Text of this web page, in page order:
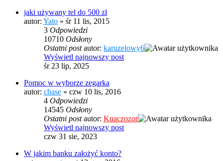
jaki używany tel do 500 zł
autor: Yato » śr 11 lis, 2015
3 Odpowiedzi
10710 Odsłony
Ostatni postautor: karuzelowy6
Wyświetl najnowszy post
śr 23 lip, 2025
Pomoc w wyborze zegarka
autor: chase » czw 10 lis, 2016
4 Odpowiedzi
14545 Odsłony
Ostatni postautor: Kuaczozor
Wyświetl najnowszy post
czw 31 sie, 2023
W jakim banku założyć konto?